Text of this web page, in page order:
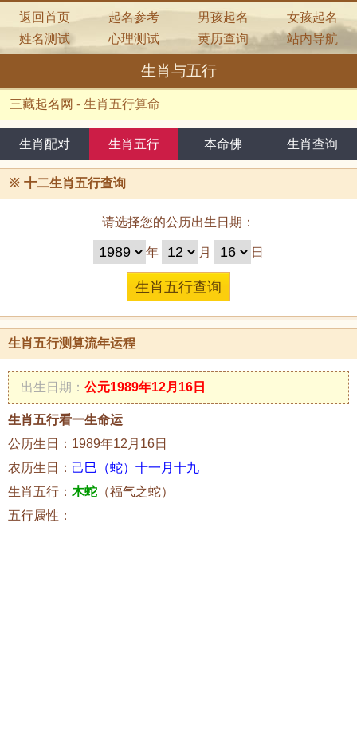
返回首页 起名参考 男孩起名
女孩起名
姓名测试
心理测试 黄历查询 站内导航
生肖与五行
三藏起名网 - 生肖五行算命
生肖配对 生肖五行 本命佛 生肖查询
※ 十二生肖五行查询
请选择您的公历出生日期：
年 月 日
生肖五行测算流年运程
出生日期： 公元1989年12月16日
生肖五行看一生命运
公历生日：1989年12月16日
农历生日： 己巳（蛇）十一月十九
生肖五行： 木蛇 （福气之蛇）
五行属性：